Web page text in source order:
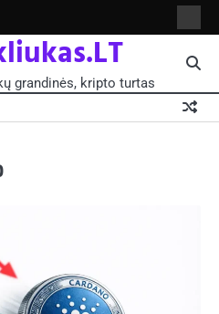
ir
blokų
grandinės, kripto turtas